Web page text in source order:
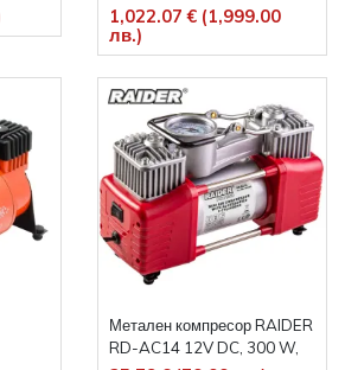
цилиндъра RD-AC06
1,022.07 € (1,999.00
лв.)
Метален компресор RAIDER
RD-AC14 12V DC, 300 W,